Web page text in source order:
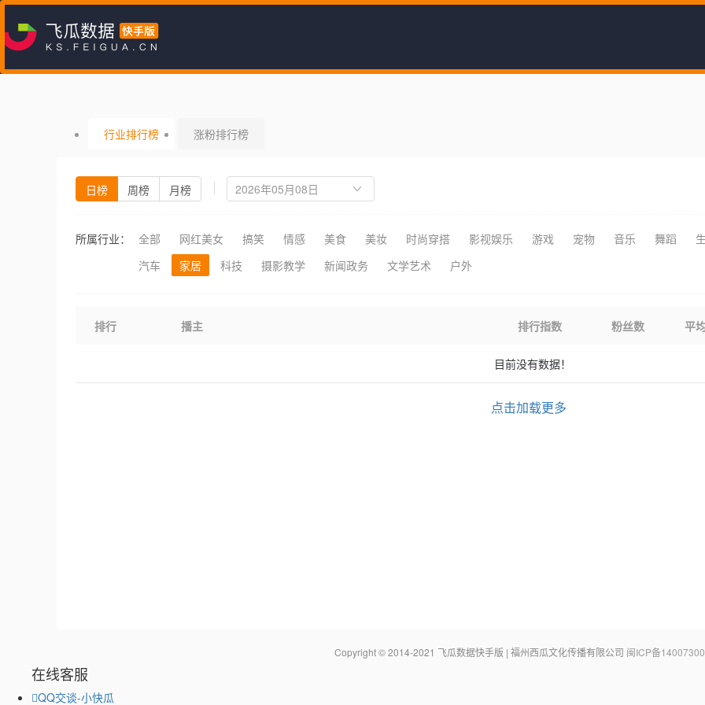
行业排行榜 涨粉排行榜
日榜 周榜 月榜
所属行业： 全部 网红美女 搞笑 情感 美食 美妆 时尚穿搭 影视娱乐 游戏 宠物 音乐 舞蹈
汽车
家居 科技 摄影教学 新闻政务 文学艺术 户外
排行 播主 排行指数 粉丝数 平
目前没有数据！
点击加载更多
Copyright © 2014-2021 飞瓜数据快手版 | 福州西瓜文化传播有限公司 闽ICP备
在线客服
QQ交谈-小快瓜